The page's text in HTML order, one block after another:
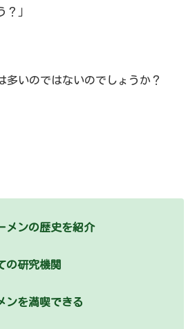
？」
多いのではないのでしょうか？
メンの歴史を紹介
の研究機関
を満喫できる